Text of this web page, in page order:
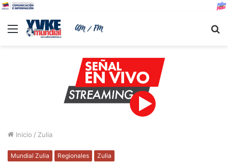
Menu
Inicio / Zulia
Mundial Zulia Regionales Zulia